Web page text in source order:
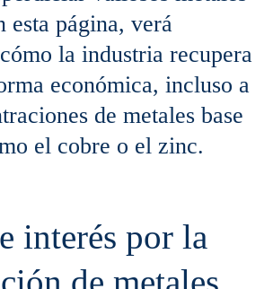
esta página, verá
la industria recupera
económica, incluso a
de metales base
el cobre o el zinc.
interés por la
de metales